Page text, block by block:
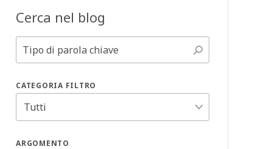
Cerca nel blog
CATEGORIA FILTRO
ARGOMENTO